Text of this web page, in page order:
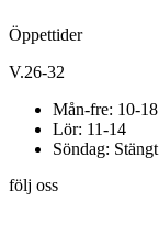
Öppettider
V.26-32
Mån-fre: 10-18
Lör: 11-14
Söndag: Stängt
följ oss